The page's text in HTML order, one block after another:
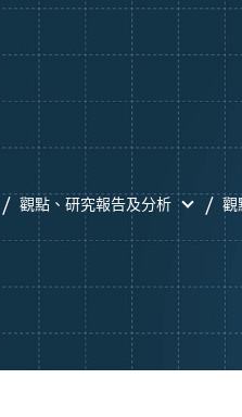
觀點、研究報告及分析 觀